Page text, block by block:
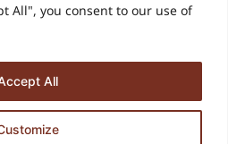
All", you consent to our use of
All
ล สำโรงเหนือ อำเภอเมืองสมุทรปราการ